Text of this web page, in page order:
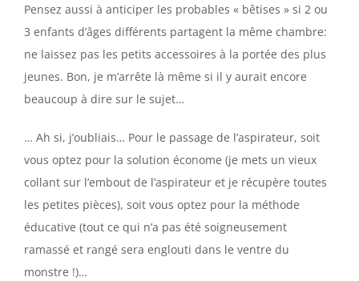
Pensez aussi à anticiper les probables « bêtises » si 2 ou
3 enfants d’âges différents partagent la même chambre:
ne laissez pas les petits accessoires à la portée des plus
jeunes. Bon, je m’arrête là même si il y aurait encore
beaucoup à dire sur le sujet…
… Ah si, j’oubliais… Pour le passage de l’aspirateur, soit
vous optez pour la solution économe (je mets un vieux
collant sur l’embout de l’aspirateur et je récupère toutes
les petites pièces), soit vous optez pour la méthode
éducative (tout ce qui n’a pas été soigneusement
ramassé et rangé sera englouti dans le ventre du
monstre !)…